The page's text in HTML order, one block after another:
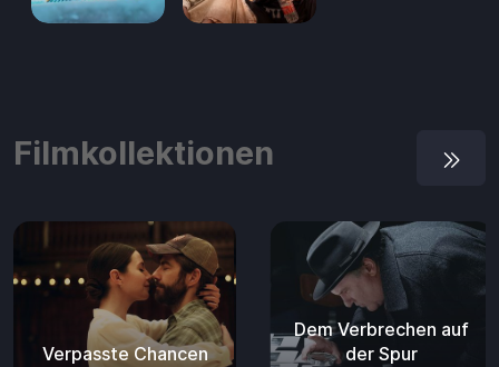
Filmkollektionen
Verpasste Chancen
Dem Verbrechen auf
der Spur